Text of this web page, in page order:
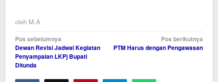
oleh M.A
Navigasi
pos
Pos sebelumnya
Dewan Revisi Jadwal Kegiatan
Penyampaian LKPj Bupati
Ditunda
Pos berikutnya
PTM Harus dengan Pengawasan